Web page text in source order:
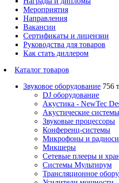
Мероприятия
Направления
Вакансии
Сертификаты и лицензии
Руководства для товаров
Как стать диллером
Каталог товаров
Звуковое оборудование 756
DJ оборудование
Акустика - NewTec
Акустические
Звуковые процессоры
Конференц-системы
Микрофоны и
Микшеры
Сетевые плееры и
Системы Мультирум
Трансляционное